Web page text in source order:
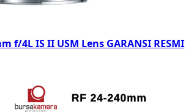
f/4L IS II USM Lens GARANSI RESMI